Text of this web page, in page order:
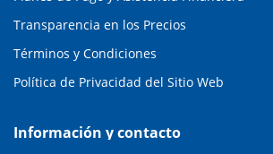
Transparencia en los Precios
Términos y Condiciones
Política de Privacidad del Sitio Web
Información y contacto